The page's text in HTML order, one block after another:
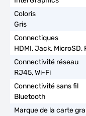
Gris
HDMI, Jack, MicroSD,
RJ45, Wi-Fi
Bluetooth